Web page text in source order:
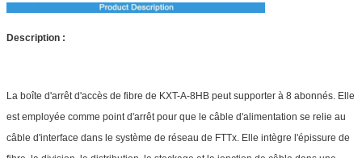
Description :
La boîte d'arrêt d'accès de fibre de KXT-A-8HB peut supporter à 8 abonnés. Elle
est employée comme point d'arrêt pour que le câble d'alimentation se relie au
câble d'interface dans le système de réseau de FTTx. Elle intègre l'épissure de